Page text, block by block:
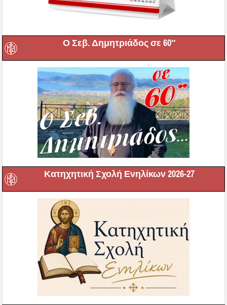
Ο Σεβ. Δημητριάδος σε 60″
Κατηχητική Σχολή Ενηλίκων 2026-27